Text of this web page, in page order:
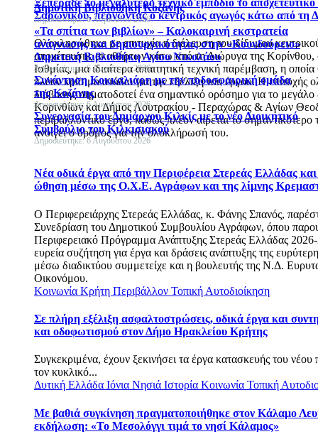
Ξεπέρασε το μεγαλύτερο τεχνικό εμπόδιο το αποχετευτικό
Σαρωνικού, περνώντας ο κεντρικός αγωγός κάτω από τη
Ολοκληρώθηκε με επιτυχία η διέλευση του δίδυμου
αποχέτευσης ακαθάρτων κάτω από τη Διώρυγα της Κορίνθου,
Ισθμίας, μια ιδιαίτερα απαιτητική τεχνική παρέμβαση, η
πλέον κρίσιμο στάδιο για την εξέλιξη του έργου. Η επιτυχής
διάβασης σηματοδοτεί ένα σημαντικό ορόσημο για το
Κορινθίων και Δήμος Λουτρακίου - Περαχώρας & Αγίων
περιβαλλοντικό έργο, καθώς πλέον αίρεται το σημαντικότερο
ανοίγει ο δρόμος για την ολοκλήρωσή του.
Νέα οδικά έργα από την Περιφέρεια Στερεάς Ελλάδας
ώθηση μέσω της Ο.Χ.Ε. Αγράφων και της λίμνης
Ο Περιφερειάρχης Στερεάς Ελλάδας, κ. Φάνης Σπανός,
Συνεδρίαση του Δημοτικού Συμβουλίου Αγράφων, όπου
Περιφερειακό Πρόγραμμα Ανάπτυξης Στερεάς Ελλάδας
ευρεία συζήτηση για έργα και δράσεις ανάπτυξης της
μέσω διαδικτύου συμμετείχε και η βουλευτής της Ν.Δ.
Οικονόμου.
Κοινωνία Κρήτη Περιβάλλον Τοπική Αυτοδιοίκηση
Σε πλήρη εξέλιξη ασφαλτοστρώσεις, οδικά έργα και
και οδοφωτισμού στον Δήμο Ηρακλείου Κρήτης
Συγκεκριμένα, έχουν ξεκινήσει τα έργα κατασκευής του νέου
τον κυκλικό...
Δυτική Ελλάδα Ιόνια Νησιά Ιστορία Κοινωνία Τοπική
Με βαθιά συγκίνηση πραγματοποιήθηκε στον Κάλαμο
εκδήλωση: «Το Μεσολόγγι τιμά το νησί Κάλαμος»
Δημοτική Βιβλιοθήκη Κοζάνης
Δημοσιεύτηκε: 6 Αυγούστου 2026
«Τα σπίτια των βιβλίων» – Καλοκαιρινή εκστρατεία
ανάγνωσης και δημιουργικότητας στην «Κουνδούρειο»
Δημοτική Βιβλιοθήκη Αγίου Νικολάου
Δημοσιεύτηκε: 6 Αυγούστου 2026
Συνάντηση Κοκκαλιάρη με την ποδοσφαιρική ομάδα
της Κοζάνης
Δημοσιεύτηκε: 6 Αυγούστου 2026
Συνεργασία του Δημάρχου Κιλκίς με το νέο Διοικητικό
Συμβούλιο του Κιλκισιακού
Δημοσιεύτηκε: 6 Αυγούστου 2026